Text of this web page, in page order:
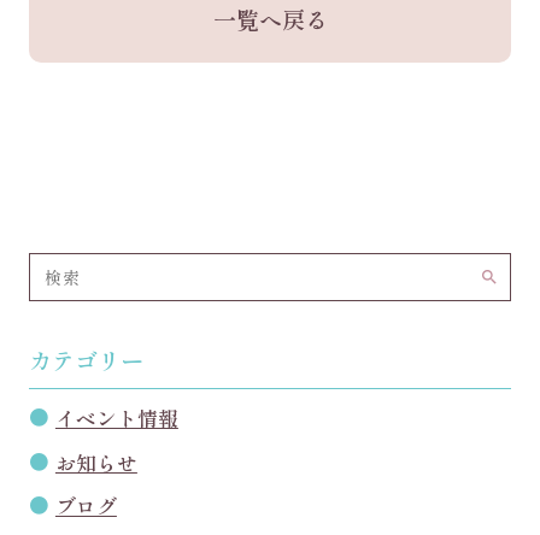
一覧へ戻る
search
カテゴリー
イベント情報
お知らせ
ブログ